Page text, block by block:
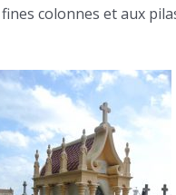
colonnes et aux